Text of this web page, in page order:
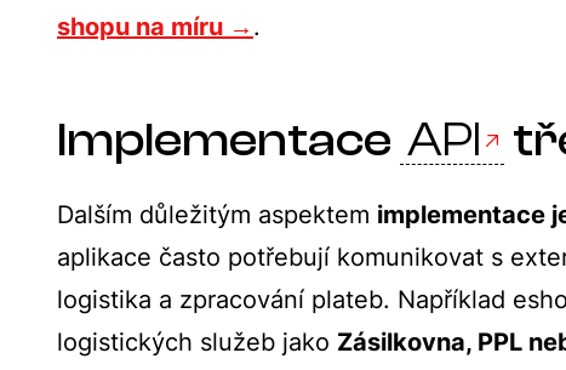
shopu na míru → .
Implementace API
Dalším důležitým aspektem implementace
aplikace často potřebují komunikovat s
logistika a zpracování plateb. Například
logistických služeb jako Zásilkovna, PPL